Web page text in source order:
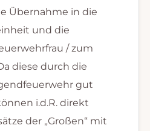
Übernahme in die
und die
/ zum
diese durch die
gut
i.d.R. direkt
der „Großen“ mit